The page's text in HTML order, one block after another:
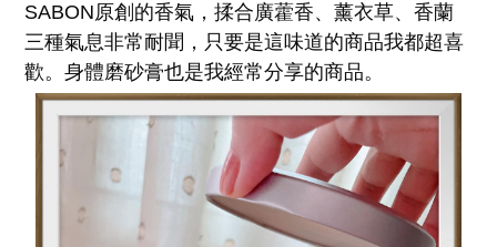
SABON原創的香氣，揉合廣藿香、薰衣草、香蘭
三種氣息非常耐聞，只要是這味道的商品我都超喜
歡。身體磨砂膏也是我經常分享的商品。